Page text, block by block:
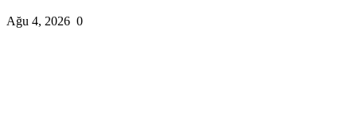
Ağu 4, 2026 0